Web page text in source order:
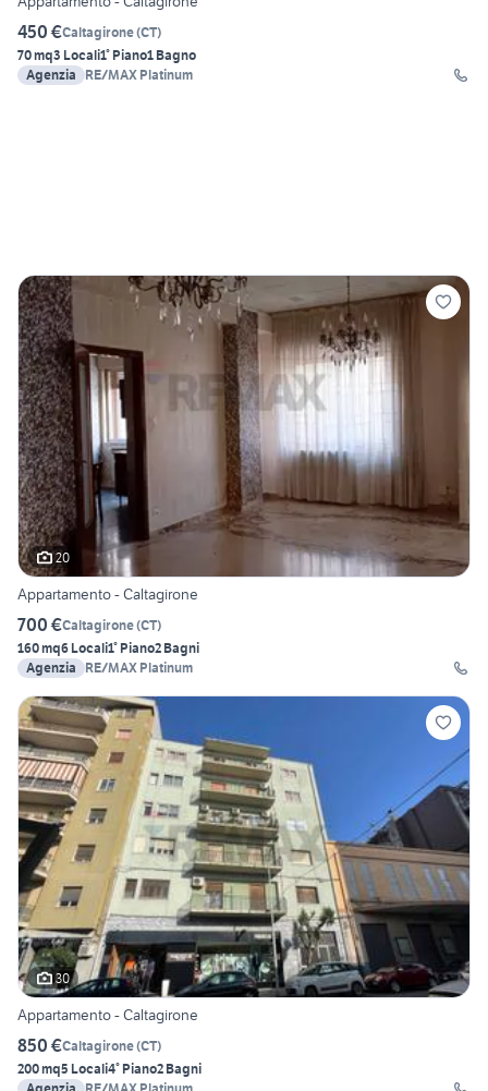
450 €Caltagirone(CT)
70 mq3 Locali1° Piano1 Bagno
Agenzia
RE/MAX Platinum
20
Appartamento - Caltagirone
700 €Caltagirone(CT)
160 mq6 Locali1° Piano2 Bagni
Agenzia
RE/MAX Platinum
30
Appartamento - Caltagirone
850 €Caltagirone(CT)
200 mq5 Locali4° Piano2 Bagni